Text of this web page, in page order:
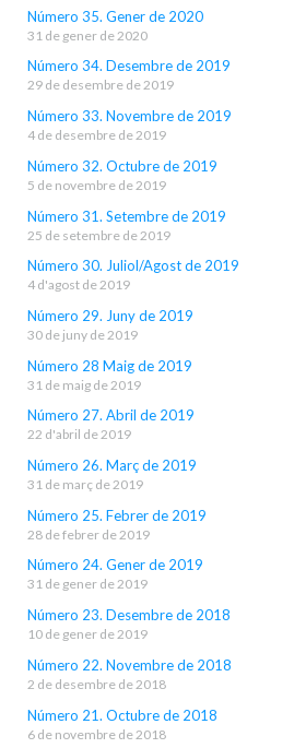
Número 35. Gener de 2020
31 de gener de 2020
Número 34. Desembre de 2019
29 de desembre de 2019
Número 33. Novembre de 2019
4 de desembre de 2019
Número 32. Octubre de 2019
5 de novembre de 2019
Número 31. Setembre de 2019
25 de setembre de 2019
Número 30. Juliol/Agost de 2019
4 d'agost de 2019
Número 29. Juny de 2019
30 de juny de 2019
Número 28 Maig de 2019
31 de maig de 2019
Número 27. Abril de 2019
22 d'abril de 2019
Número 26. Març de 2019
31 de març de 2019
Número 25. Febrer de 2019
28 de febrer de 2019
Número 24. Gener de 2019
31 de gener de 2019
Número 23. Desembre de 2018
10 de gener de 2019
Número 22. Novembre de 2018
2 de desembre de 2018
Número 21. Octubre de 2018
6 de novembre de 2018